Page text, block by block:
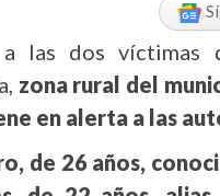
las dos víctimas
zona rural del
en alerta a las
de 26 años,